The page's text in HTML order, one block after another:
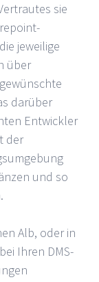
sie
jeweilige
über
darüber
Entwickler
der
und so
Alb, oder in
Ihren DMS-